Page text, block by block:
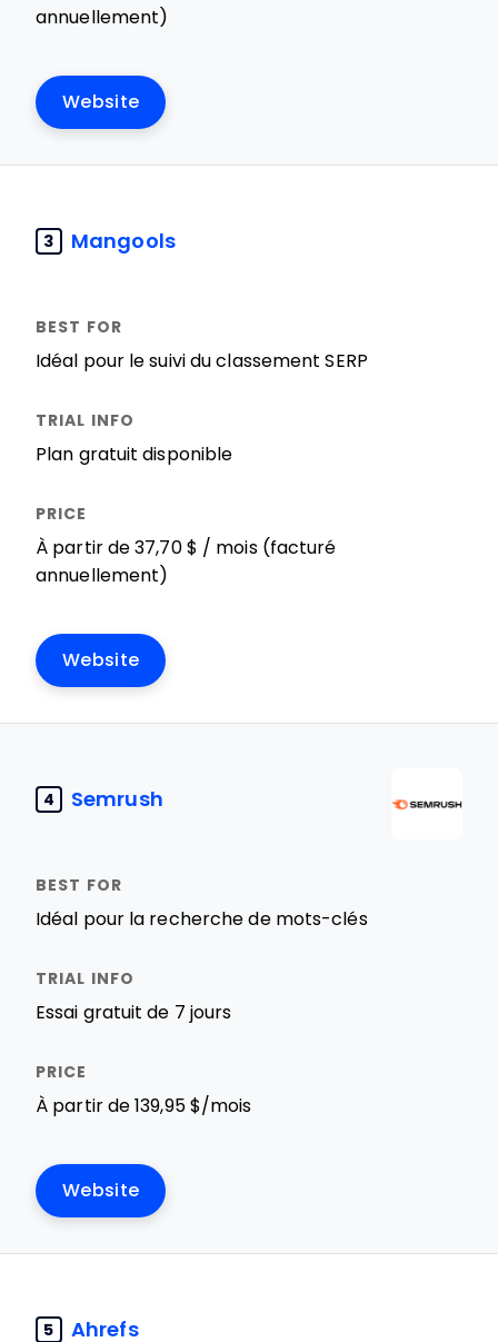
annuellement)
Website
3 Mangools
Idéal pour le suivi du classement SERP
Plan gratuit disponible
À partir de 37,70 $ / mois (facturé
annuellement)
Website
4 Semrush
Idéal pour la recherche de mots-clés
Essai gratuit de 7 jours
À partir de 139,95 $/mois
Website
5 Ahrefs